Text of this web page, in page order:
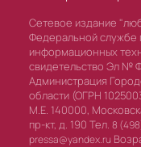
Сетевое издание
Федеральной службе
информационных
свидетельство Эл №
Администрация
области (ОГРН
М.Е. 140000,
пр-кт, д. 190 Тел. 8
pressa@yandex.ru